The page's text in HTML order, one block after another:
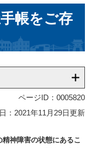
帳をご存
ページID：0005820
：2021年11月29日更新
神障害の状態にあるこ